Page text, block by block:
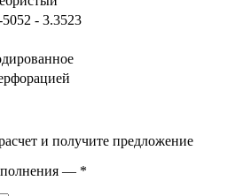
- 3.3523
и получите предложение
— *